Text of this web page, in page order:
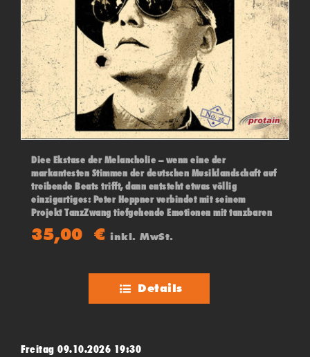
Diee Ekstase der Melancholie – wenn eine der
markantesten Stimmen der deutschen Musiklandschaft auf
treibende Beats trifft, dann entsteht etwas völlig
einzigartiges: Peter Heppner verbindet mit seinem
Projekt TanzZwang tiefgehende Emotionen mit tanzbaren
35,00€ inkl. MwSt.
Details
Freitag 09.10.2026 19:30